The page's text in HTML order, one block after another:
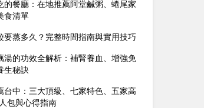
的餐廳：在地推薦阿堂鹹粥、蜷尾家
食清單
要蒸多久？完整時間指南與實用技巧
湯的功效全解析：補腎養血、增強免
生秘訣
台中：三大頂級、七家特色、五家高
包與心得指南